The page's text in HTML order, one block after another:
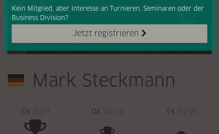
Mark Steckmann
0x Top 3 0x Top 10 1x Top 20
Jetzt registrieren
Kein Mitglied, aber Interesse an Turnieren, Seminaren oder der
Business Division?